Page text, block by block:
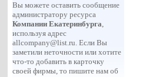
Вы можете оставить сообщение
администратору ресурса
Компании Екатеринбурга,
используя адрес
allcompany@list.ru. Если Вы
заметили неточности или хотите
что-то добавить в карточку
своей фирмы, то пишите нам об